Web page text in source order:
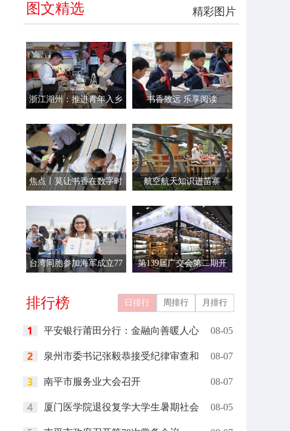
精彩图片
图文精选
浙江湖州：推进青年入乡
书香致远 乐享阅读
焦点丨莫让书香在数字时
航空航天知识进苗寨
台湾同胞参加海军成立77
第139届广交会第二期开
排行榜 日排行 周排行 月排行
平安银行莆田分行：金融向善暖人心 08-05
泉州市委书记张毅恭接受纪律审查和 08-07
南平市服务业大会召开 08-07
厦门医学院退役复学大学生暑期社会 08-05